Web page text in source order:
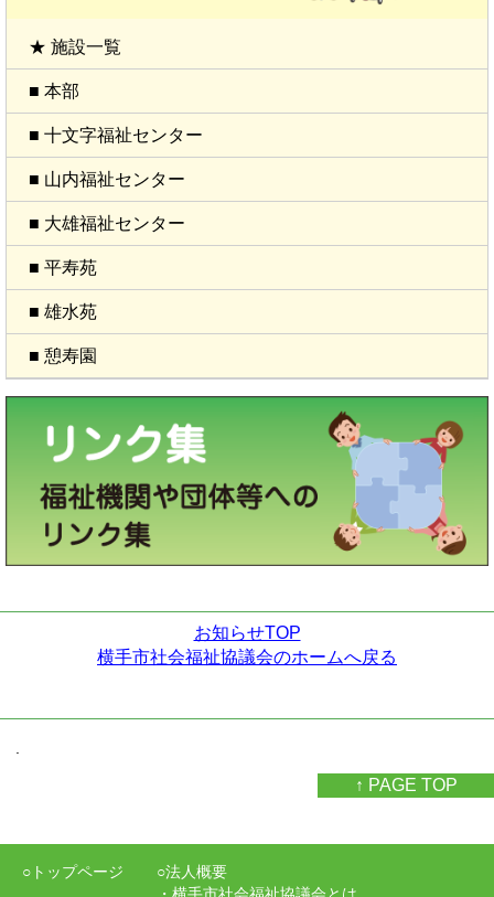
★ 施設一覧
■ 本部
■ 十文字福祉センター
■ 山内福祉センター
■ 大雄福祉センター
■ 平寿苑
■ 雄水苑
■ 憩寿園
お知らせTOP
横手市社会福祉協議会のホームへ戻る
↑ PAGE TOP
○トップページ
○法人概要